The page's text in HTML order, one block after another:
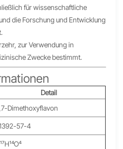
für wissenschaftliche
die Forschung und Entwicklung
zur Verwendung in
Zwecke bestimmt.
Detail
Dimethoxyflavon
57-4